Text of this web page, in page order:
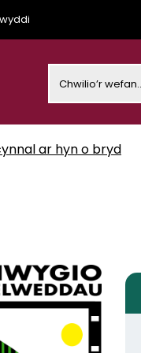
ar hyn o bryd